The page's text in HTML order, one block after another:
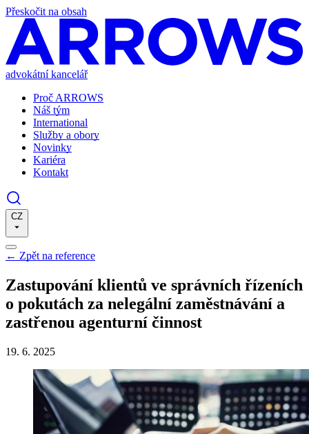
Přeskočit na obsah
advokátní kancelář
Proč ARROWS
Náš tým
International
Služby a obory
Novinky
Kariéra
Kontakt
CZ
← Zpět na reference
Zastupování klientů ve správních řízeních
o pokutách za nelegální zaměstnávání a
zastřenou agenturní činnost
19. 6. 2025